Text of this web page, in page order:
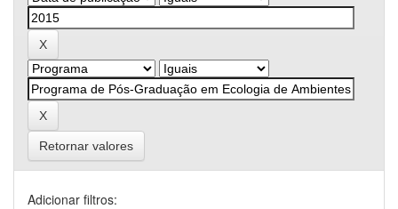
Retornar valores
Adicionar filtros: